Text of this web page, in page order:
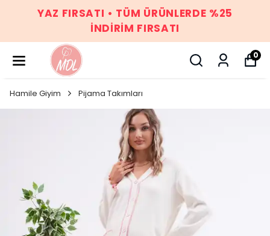
YAZ FIRSATI • TÜM ÜRÜNLERDE %25
İNDİRİM FIRSATI
0
Hamile Giyim Pijama Takımları